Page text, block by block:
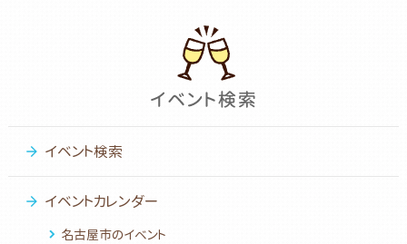
イベント検索
イベントカレンダー
名古屋市のイベント